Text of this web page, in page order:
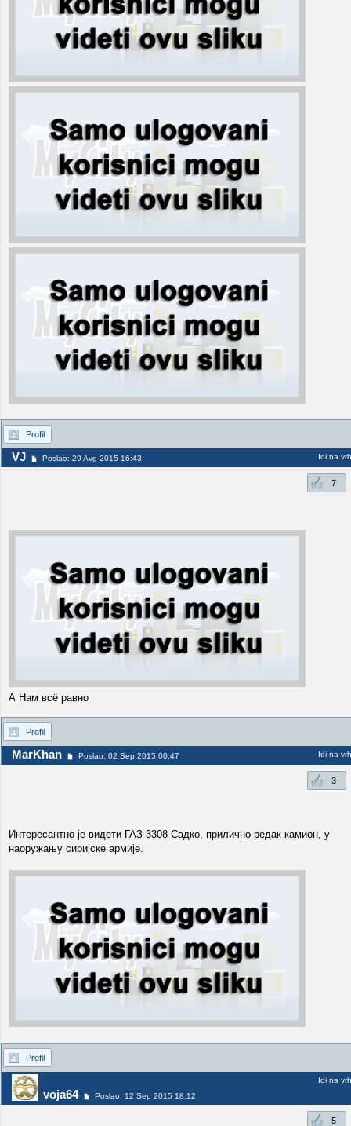
Profil
VJ Poslao: 29 Avg 2015 16:43 Idi na vrh
7
А Нам всё равно
Profil
MarKhan Poslao: 02 Sep 2015 00:47 Idi na vrh
3
Интересантно је видети ГАЗ 3308 Садко, прилично редак камион, у
наоружању сиријске армије.
Profil
voja64 Poslao: 12 Sep 2015 18:12
Idi na vrh
5